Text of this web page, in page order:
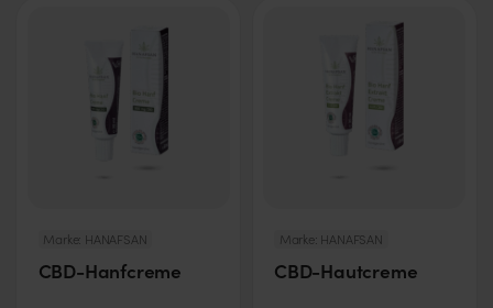
Marke: HANAFSAN
CBD-Hanfcreme
Marke: HANAFSAN
CBD-Hautcreme